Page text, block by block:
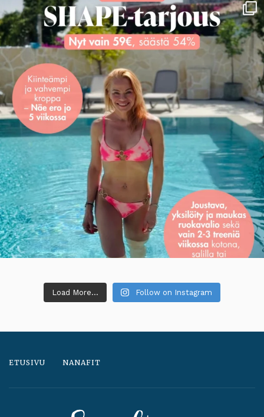
Load More... Follow on Instagram
ETUSIVU NANAFIT